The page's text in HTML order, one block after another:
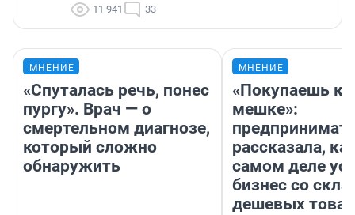
11 941 33
МНЕНИЕ
«Спуталась речь, понес
пургу». Врач — о
смертельном диагнозе,
который сложно
обнаружить
МНЕНИЕ
«Покупаешь
мешке»:
рассказала,
самом деле
бизнес со
дешевых